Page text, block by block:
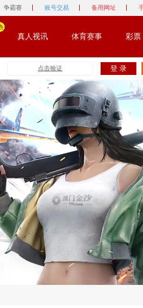
争霸赛 账号交易 备用网址
真人视讯 体育赛事 彩票
点击验证 登 录
0
1
2
3
4
5